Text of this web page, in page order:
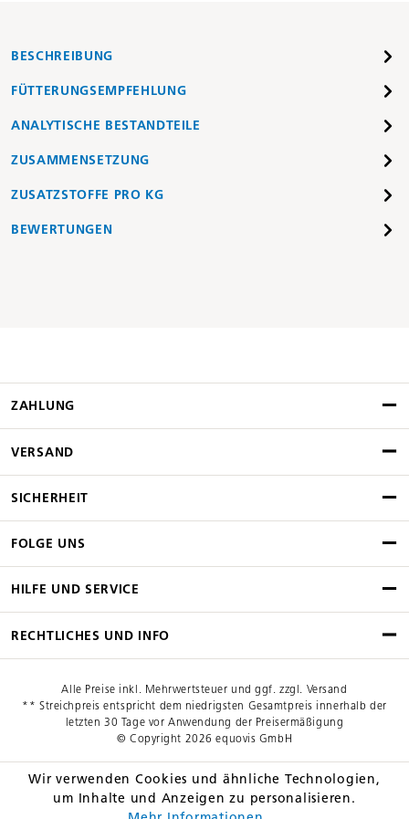
BESCHREIBUNG
FÜTTERUNGSEMPFEHLUNG
ANALYTISCHE BESTANDTEILE
ZUSAMMENSETZUNG
ZUSATZSTOFFE PRO KG
BEWERTUNGEN
ZAHLUNG
VERSAND
SICHERHEIT
FOLGE UNS
HILFE UND SERVICE
RECHTLICHES UND INFO
Alle Preise inkl. Mehrwertsteuer und ggf. zzgl. Versand
** Streichpreis entspricht dem niedrigsten Gesamtpreis innerhalb der
letzten 30 Tage vor Anwendung der Preisermäßigung
© Copyright 2026 equovis GmbH
Wir verwenden Cookies und ähnliche Technologien,
um Inhalte und Anzeigen zu personalisieren.